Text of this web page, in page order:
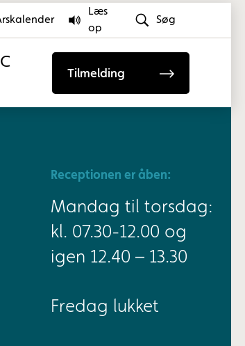
Læs
op
Søg
Tilmelding
Receptionen er åben:
Mandag til torsdag:
kl. 07.30-12.00 og
igen 12.40 – 13.30
Fredag lukket